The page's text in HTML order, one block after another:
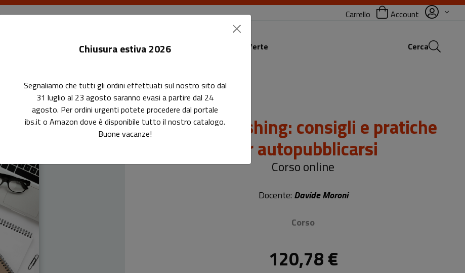
Carrello Account
Le riviste I corsi Le offerte Cerca
Self-publishing: consigli e pratiche
per autopubblicarsi
Corso online
Docente: Davide Moroni
Corso
120,78 €
Chiusura estiva 2026
Segnaliamo che tutti gli ordini effettuati sul nostro sito dal
31 luglio al 23 agosto saranno evasi a partire dal 24
agosto. Per ordini urgenti potete procedere dal portale
ibs.it o Amazon dove è disponibile tutto il nostro catalogo.
Buone vacanze!